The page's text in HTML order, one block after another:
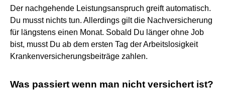
Der nachgehende Leistungsanspruch greift automatisch.
Du musst nichts tun. Allerdings gilt die Nachversicherung
für längstens einen Monat. Sobald Du länger ohne Job
bist, musst Du ab dem ersten Tag der Arbeitslosigkeit
Krankenversicherungsbeiträge zahlen.
Was passiert wenn man nicht versichert ist?